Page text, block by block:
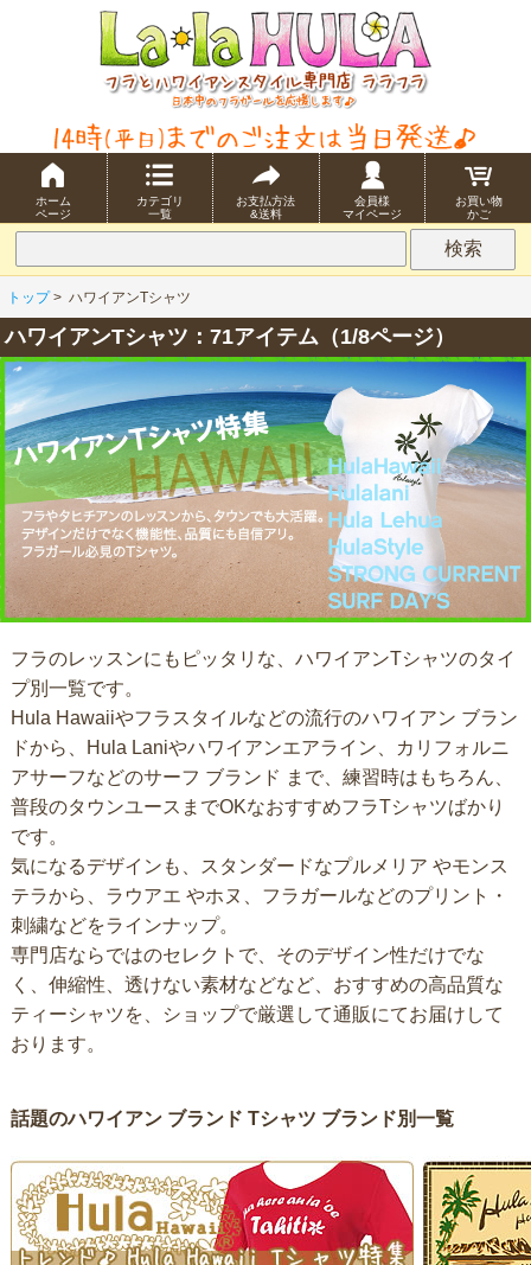
ホーム
ページ
カテゴリ
一覧
お支払方法
&送料
会員様
マイページ
お買い物
かご
トップ> ハワイアンTシャツ
ハワイアンTシャツ：71アイテム（1/8ページ）
フラのレッスンにもピッタリな、ハワイアンTシャツのタイ
プ別一覧です。
Hula Hawaiiやフラスタイルなどの流行のハワイアン ブラン
ドから、Hula Laniやハワイアンエアライン、カリフォルニ
アサーフなどのサーフ ブランド まで、練習時はもちろん、
普段のタウンユースまでOKなおすすめフラTシャツばかり
です。
気になるデザインも、スタンダードなプルメリア やモンス
テラから、ラウアエ やホヌ、フラガールなどのプリント・
刺繍などをラインナップ。
専門店ならではのセレクトで、そのデザイン性だけでな
く、伸縮性、透けない素材などなど、おすすめの高品質な
ティーシャツを、ショップで厳選して通販にてお届けして
おります。
話題のハワイアン ブランド Tシャツ ブランド別一覧